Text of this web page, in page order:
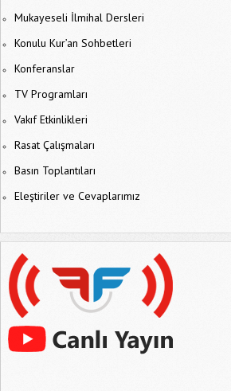
Mukayeseli İlmihal Dersleri
Konulu Kur’an Sohbetleri
Konferanslar
TV Programları
Vakıf Etkinlikleri
Rasat Çalışmaları
Basın Toplantıları
Eleştiriler ve Cevaplarımız